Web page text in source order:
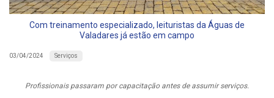
Com treinamento especializado, leituristas da Águas de
Valadares já estão em campo
03/04/2024 Serviços
Profissionais passaram por capacitação antes de assumir serviços.